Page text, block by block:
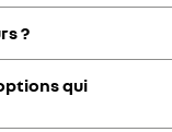
et la teinte pourront
?
qui